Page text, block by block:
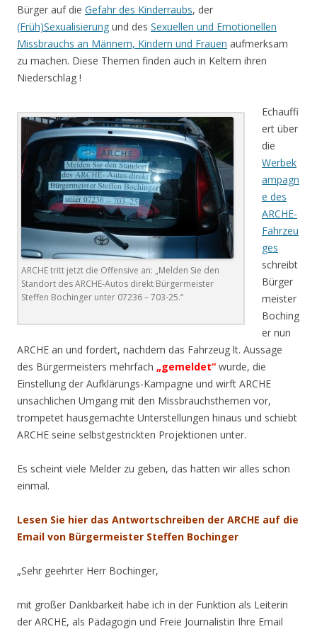
Bürger auf die Gefahr des Kinderraubs, der
(Früh)Sexualisierung und des Sexuellen und Emotionellen
Missbrauchs an Männern, Kindern und Frauen aufmerksam
zu machen. Diese Themen finden auch in Keltern ihren
Niederschlag !
ARCHE tritt jetzt die Offensive an: „Melden Sie den
Standort des ARCHE-Autos direkt Bürgermeister
Steffen Bochinger unter 07236 – 703-25.“
Echauffi
ert über
die
Werbek
ampagn
e des
ARCHE-
Fahrzeu
ges
schreibt
Bürger
meister
Boching
er nun
ARCHE an und fordert, nachdem das Fahrzeug lt. Aussage
des Bürgermeisters mehrfach „gemeldet“ wurde, die
Einstellung der Aufklärungs-Kampagne und wirft ARCHE
unsachlichen Umgang mit den Missbrauchsthemen vor,
trompetet hausgemachte Unterstellungen hinaus und schiebt
ARCHE seine selbstgestrickten Projektionen unter.
Es scheint viele Melder zu geben, das hatten wir alles schon
einmal.
Lesen Sie hier das Antwortschreiben der ARCHE auf die
Email von Bürgermeister Steffen Bochinger
„Sehr geehrter Herr Bochinger,
mit großer Dankbarkeit habe ich in der Funktion als Leiterin
der ARCHE, als Pädagogin und Freie Journalistin Ihre Email